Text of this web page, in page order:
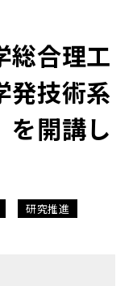
総合理工
発技術系
を開講し
研究推進